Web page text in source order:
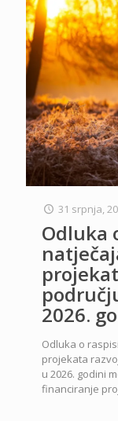
31 srpnja,
Odluka
2026.
Odluka o
projekata
u 2026. godini
financiranje